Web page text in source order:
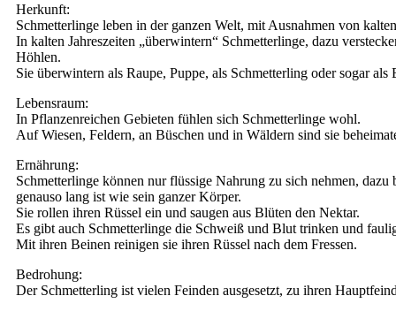
Herkunft:
Schmetterlinge leben in der ganzen Welt, mit Ausnahmen von
In kalten Jahreszeiten „überwintern“ Schmetterlinge, dazu
Höhlen.
Sie überwintern als Raupe, Puppe, als Schmetterling oder sogar als
Lebensraum:
In Pflanzenreichen Gebieten fühlen sich Schmetterlinge wohl.
Auf Wiesen, Feldern, an Büschen und in Wäldern sind sie
Ernährung:
Schmetterlinge können nur flüssige Nahrung zu sich nehmen, dazu
genauso lang ist wie sein ganzer Körper.
Sie rollen ihren Rüssel ein und saugen aus Blüten den Nektar.
Es gibt auch Schmetterlinge die Schweiß und Blut trinken und
Mit ihren Beinen reinigen sie ihren Rüssel nach dem Fressen.
Bedrohung:
Der Schmetterling ist vielen Feinden ausgesetzt, zu ihren